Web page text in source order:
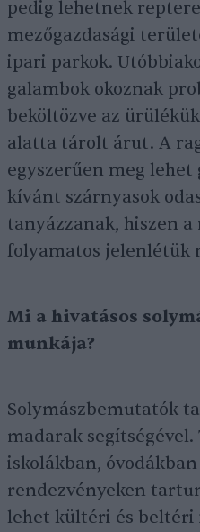
pedig lehetnek
mezőgazdasági
ipari parkok.
galambok okoznak
beköltözve az
alatta tárolt árut. A
egyszerűen meg
kívánt szárnyasok
tanyázzanak, hiszen
folyamatos jelenlétük
Mi a hivatásos
munkája?
Solymászbemutatók
madarak
iskolákban,
rendezvényeken
lehet kültéri és beltéri